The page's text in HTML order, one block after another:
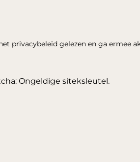
privacybeleid gelezen en ga ermee
Ongeldige siteksleutel.